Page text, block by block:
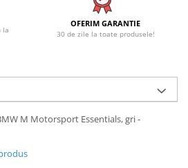
la
OFERIM GARANTIE
30 de zile la toate produsele!
M Motorsport Essentials, gri -